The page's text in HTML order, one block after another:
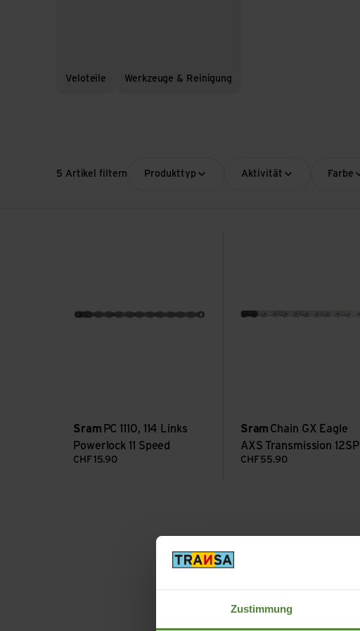
Zustimmung
Veloteile Werkzeuge & Reinigung
5 Artikel filtern Produkttyp Aktivität Farbe
Sram PC 1110, 114 Links
Powerlock 11 Speed
CHF 15.90
Sram Chain GX Eagle
AXS Transmission 12SP
CHF 55.90